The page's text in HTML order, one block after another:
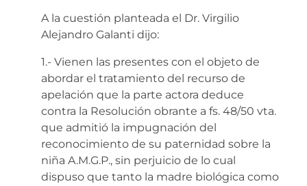
A la cuestión planteada el Dr. Virgilio
Alejandro Galanti dijo:
1.- Vienen las presentes con el objeto de
abordar el tratamiento del recurso de
apelación que la parte actora deduce
contra la Resolución obrante a fs. 48/50 vta.
que admitió la impugnación del
reconocimiento de su paternidad sobre la
niña A.M.G.P., sin perjuicio de lo cual
dispuso que tanto la madre biológica como